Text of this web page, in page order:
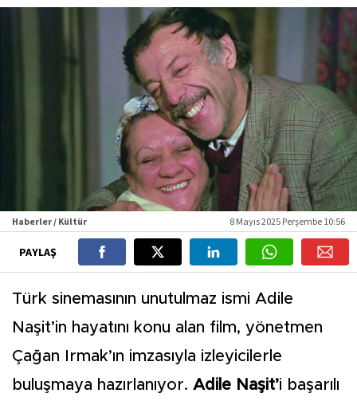
Haberler / Kültür 8 Mayıs 2025 Perşembe 10:56
PAYLAŞ
Türk sinemasının unutulmaz ismi Adile
Naşit’in hayatını konu alan film, yönetmen
Çağan Irmak’ın imzasıyla izleyicilerle
buluşmaya hazırlanıyor. Adile Naşit’i başarılı